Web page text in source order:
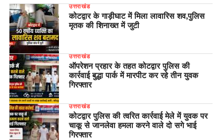
उत्तराखंड
कोटद्वार के गाड़ीघाट में मिला लावारिस शव,पुलिस
मृतक की शिनाख्त में जुटी
उत्तराखंड
ऑपरेशन प्रहार के तहत कोटद्वार पुलिस की
कार्रवाई बुद्धा पार्क में मारपीट कर रहे तीन युवक
गिरफ्तार
उत्तराखंड
कोटद्वार पुलिस की त्वरित कार्रवाई मेले में युवक पर
चाकू से जानलेवा हमला करने वाले दो सगे भाई
गिरफ्तार